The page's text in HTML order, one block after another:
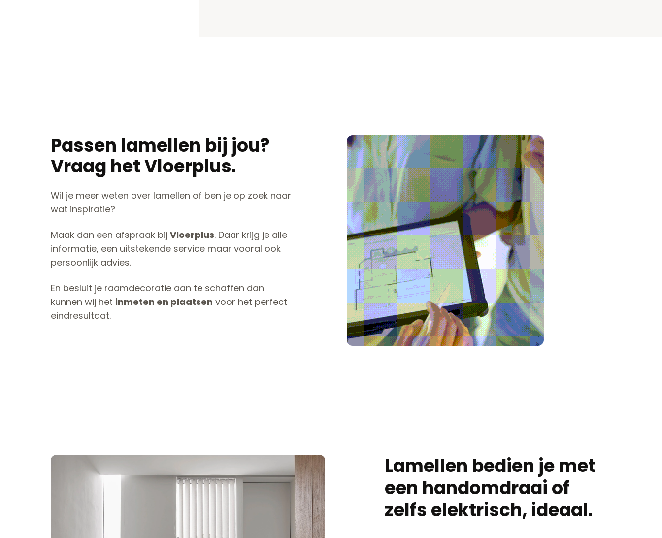
Passen lamellen bij jou?
Vraag het Vloerplus.
Wil je meer weten over lamellen of ben je op zoek naar
wat inspiratie?
Maak dan een afspraak bij Vloerplus. Daar krijg je alle
informatie, een uitstekende service maar vooral ook
persoonlijk advies.
En besluit je raamdecoratie aan te schaffen dan
kunnen wij het inmeten en plaatsen voor het perfect
eindresultaat.
Lamellen bedien je met
een handomdraai of
zelfs elektrisch, ideaal.